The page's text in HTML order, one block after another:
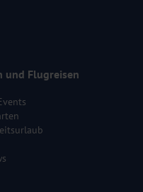
und Flugreisen